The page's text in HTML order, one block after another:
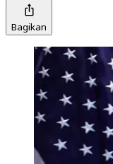
Bagikan